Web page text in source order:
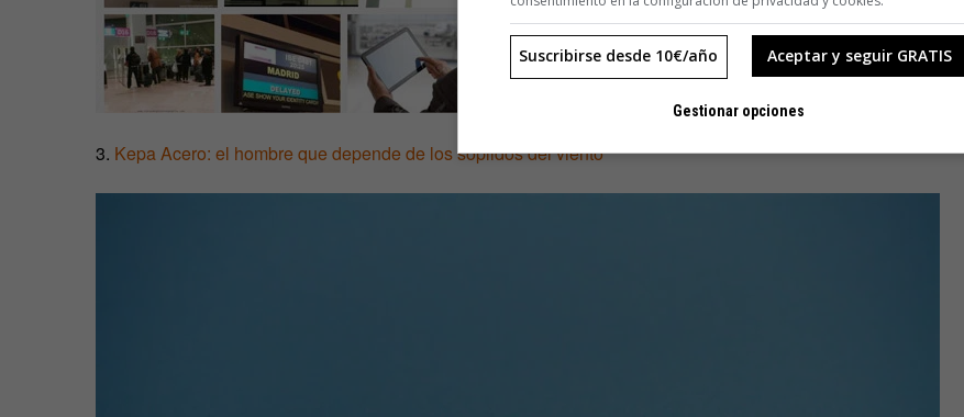
3. Kepa Acero: el hombre que depende de los soplidos del viento
Aceptar y seguir GRATIS
Suscribirse desde 10€/año
Gestionar opciones